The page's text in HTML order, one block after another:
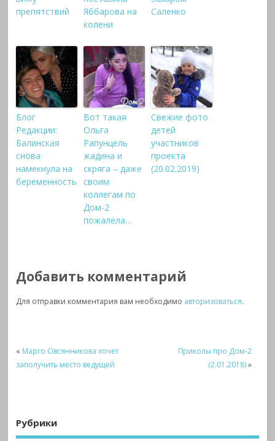
препятствий
Яббарова на
колени
Саленко
Блог
Редакции:
Балинская
снова
намекнула на
беременность
Вот такая
Ольга
Рапунцель
жадина и
скряга – даже
своим
коллегам по
Дом-2
пожалела…
Свежие фото
детей
участников
проекта
(20.02.2019)
Добавить комментарий
Для отправки комментария вам необходимо авторизоваться.
« Марго Овсянникова хочет
заполучить место ведущей
Приколы про Дом-2
(2.01.2018)»
Рубрики